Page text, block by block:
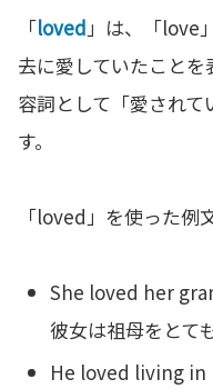
「loved」は、「love
去に愛していたこと
容詞として「愛され
す。
「loved」を使った例
She loved her
彼女は祖母をとて
He loved living in